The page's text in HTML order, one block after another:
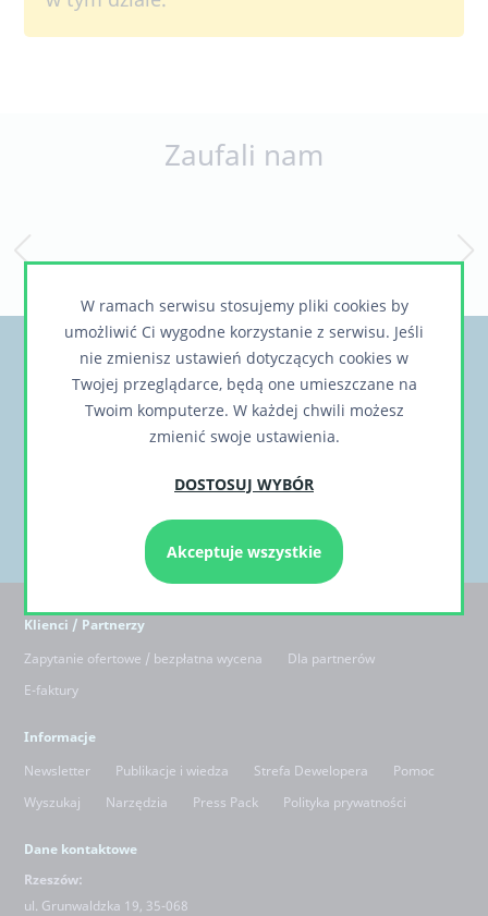
Zaufali nam
Chcesz otrzymywać informacje o nowych,
ciekawych rozwiązaniach lub realizacjach?
Klienci / Partnerzy
Zapytanie ofertowe / bezpłatna wycena
Dla partnerów
E-faktury
Informacje
Newsletter
Publikacje i wiedza Strefa Dewelopera
Pomoc
Wyszukaj
Narzędzia Press Pack Polityka prywatności
Dane kontaktowe
Rzeszów:
ul. Grunwaldzka 19, 35-068
W ramach serwisu stosujemy pliki cookies by
umożliwić Ci wygodne korzystanie z serwisu. Jeśli
nie zmienisz ustawień dotyczących cookies w
Twojej przeglądarce, będą one umieszczane na
Twoim komputerze. W każdej chwili możesz
zmienić swoje ustawienia.
DOSTOSUJ WYBÓR
Akceptuje wszystkie